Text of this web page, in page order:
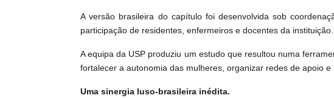
A versão brasileira do capítulo foi desenvolvida sob
participação de residentes, enfermeiros e docentes da instituição.
A equipa da USP produziu um estudo que resultou numa
fortalecer a autonomia das mulheres, organizar redes de apoio
Uma sinergia luso‑brasileira inédita.